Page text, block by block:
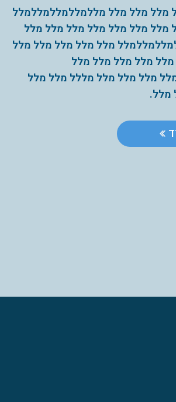
מלל מלל מלל מללמללמללמללמלל
מלל מלל מלל מלל מלל מלל מלל
מלל מלל מלל מלל מלל
מלל מלל מלל מלל
מלל מלל מלל מללל מלל מלל
מלל.